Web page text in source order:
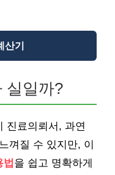
산기
실일까?
진료의뢰서, 과연
껴질 수 있지만, 이
을 쉽고 명확하게